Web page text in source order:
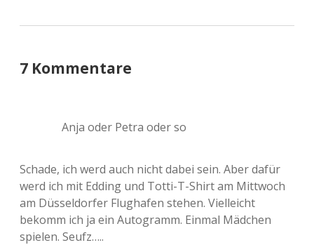
7 Kommentare
Anja oder Petra oder so
Schade, ich werd auch nicht dabei sein. Aber dafür
werd ich mit Edding und Totti-T-Shirt am Mittwoch
am Düsseldorfer Flughafen stehen. Vielleicht
bekomm ich ja ein Autogramm. Einmal Mädchen
spielen. Seufz…..